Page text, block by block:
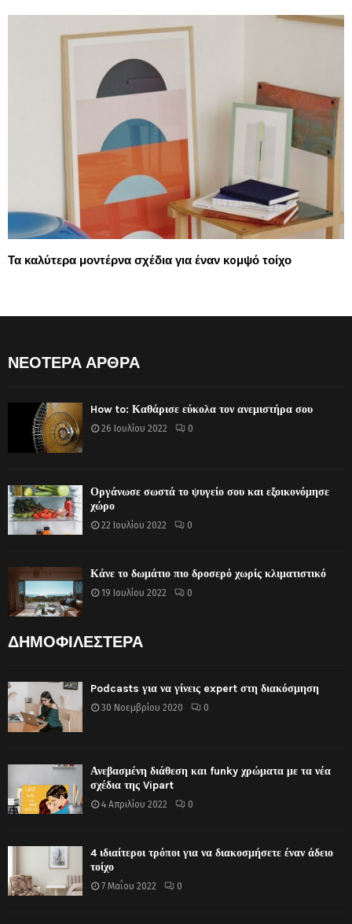
Τα καλύτερα μοντέρνα σχέδια για έναν κoμψό τοίχο
ΝΕΟΤΕΡΑ ΑΡΘΡΑ
How to: Καθάρισε εύκολα τον ανεμιστήρα σου
26 Ιουλίου 2022 0
Οργάνωσε σωστά το ψυγείο σου και εξοικονόμησε
χώρο
22 Ιουλίου 2022 0
Κάνε το δωμάτιο πιο δροσερό χωρίς κλιματιστικό
19 Ιουλίου 2022 0
ΔΗΜΟΦΙΛΕΣΤΕΡΑ
Podcasts για να γίνεις expert στη διακόσμηση
30 Νοεμβρίου 2020 0
Ανεβασμένη διάθεση και funky χρώματα με τα νέα
σχέδια της Vipart
4 Απριλίου 2022 0
4 ιδιαίτεροι τρόποι για να διακοσμήσετε έναν άδειο
τοίχο
7 Μαΐου 2022 0